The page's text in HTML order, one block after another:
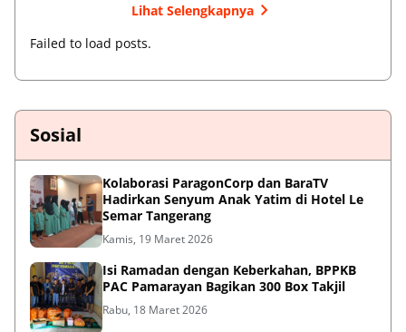
Lihat Selengkapnya
Failed to load posts.
Sosial
Kolaborasi ParagonCorp dan BaraTV
Hadirkan Senyum Anak Yatim di Hotel Le
Semar Tangerang
Kamis, 19 Maret 2026
Isi Ramadan dengan Keberkahan, BPPKB
PAC Pamarayan Bagikan 300 Box Takjil
Rabu, 18 Maret 2026